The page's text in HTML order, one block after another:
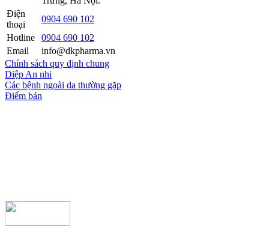
Điện
thoại
0904 690 102
Hotline
0904 690 102
Email
info@dkpharma.vn
Chính sách quy định chung
Diệp An nhi
Các bệnh ngoài da thường gặp
Điểm bán